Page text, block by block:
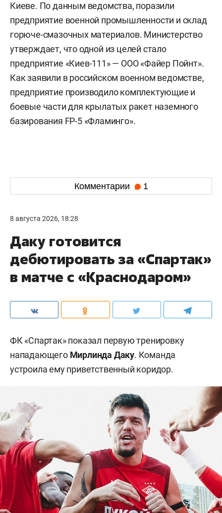
Киеве. По данным ведомства, поразили
предприятие военной промышленности и склад
горюче-смазочных материалов. Министерство
утверждает, что одной из целей стало
предприятие «Киев-111» — ООО «Файер Пойнт».
Как заявили в российском военном ведомстве,
предприятие производило комплектующие и
боевые части для крылатых ракет наземного
базирования FP-5 «Фламинго».
Комментарии 1
8 августа 2026, 18:28
Даку готовится
дебютировать за «Спартак»
в матче с «Краснодаром»
ФК «Спартак» показал первую тренировку
нападающего Мирлинда Даку. Команда
устроила ему приветственный коридор.